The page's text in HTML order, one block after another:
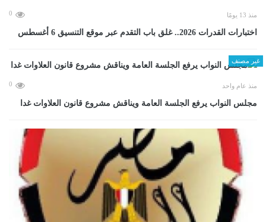
منذ 13 يومًا 0
اختبارات القدرات 2026.. غلق باب التقدم عبر موقع التنسيق 6 أغسطس
غير مصنف
منذ عام واحد 0
مجلس النواب يرفع الجلسة العامة ويناقش مشروع قانون العلاوات غدا